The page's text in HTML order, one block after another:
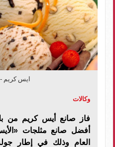
ايس كريم
وكالات
فاز صانع أيس كريم من
أفضل صانع مثلجات
العام وذلك في إطار